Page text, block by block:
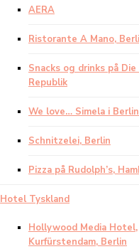
AERA
Ristorante A Mano,
Snacks og drinks på
Republik
We love… Simela i
Schnitzelei, Berlin
Pizza på Rudolph’s,
Hotel Tyskland
Hollywood Media Hotel,
Kurfürstendam, Berlin